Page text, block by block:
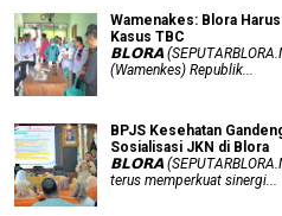
Wamenakes: Blora
Kasus TBC
𝗕𝗟𝗢𝗥𝗔
(Wamenkes) Republik...
BPJS Kesehatan
Sosialisasi JKN di Blora
𝗕𝗟𝗢𝗥𝗔
terus memperkuat sinergi...